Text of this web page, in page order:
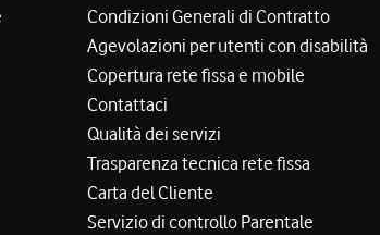
Condizioni Generali di Contratto
Agevolazioni per utenti con disabilità
Copertura rete fissa e mobile
Contattaci
Qualità dei servizi
Trasparenza tecnica rete fissa
Carta del Cliente
Servizio di controllo Parentale